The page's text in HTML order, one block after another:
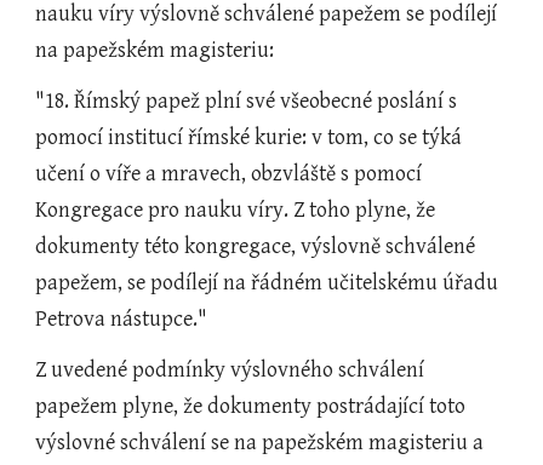
nauku víry výslovně schválené papežem se podílejí
na papežském magisteriu:
"18. Římský papež plní své všeobecné poslání s
pomocí institucí římské kurie: v tom, co se týká
učení o víře a mravech, obzvláště s pomocí
Kongregace pro nauku víry. Z toho plyne, že
dokumenty této kongregace, výslovně schválené
papežem, se podílejí na řádném učitelskému úřadu
Petrova nástupce."
Z uvedené podmínky výslovného schválení
papežem plyne, že dokumenty postrádající toto
výslovné schválení se na papežském magisteriu a